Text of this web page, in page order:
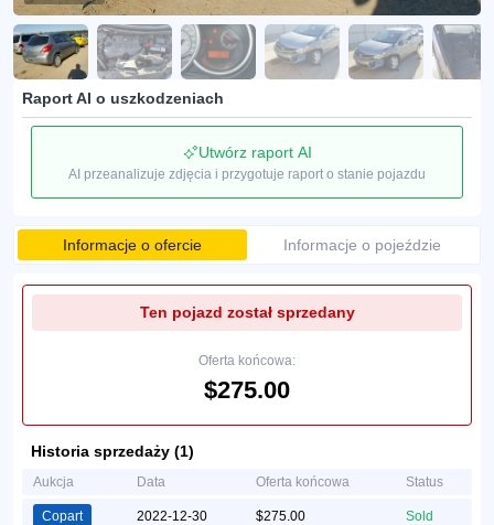
Raport AI o uszkodzeniach
Utwórz raport AI
AI przeanalizuje zdjęcia i przygotuje raport o stanie pojazdu
Informacje o ofercie Informacje o pojeździe
Ten pojazd został sprzedany
Oferta końcowa:
$275.00
Historia sprzedaży (1)
Aukcja Data Oferta końcowa Status
Copart 2022-12-30 $275.00 Sold